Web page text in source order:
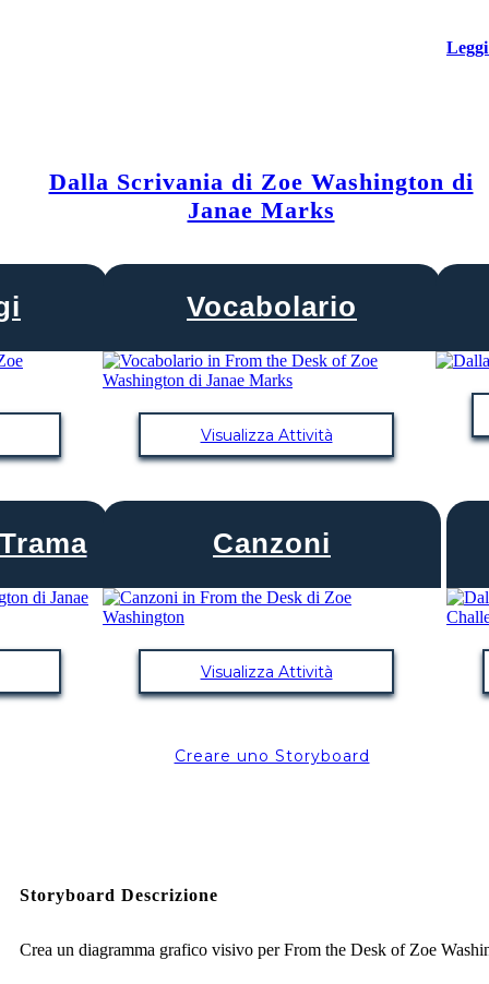
Dalla Scrivania di Zoe Washington di
Janae Marks
Vocabolario
Visualizza Attività
Canzoni
Visualizza Attività
Creare uno Storyboard
Storyboard Descrizione
Crea un diagramma grafico visivo per From the Desk of Zoe